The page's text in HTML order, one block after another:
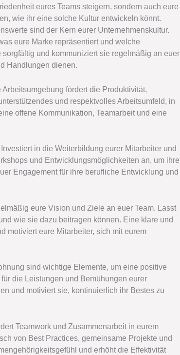
eures Teams steigern, sondern auch eure
wie ihr eine solche Kultur entwickeln könnt.
sind der Kern eurer Unternehmenskultur.
eure Marke repräsentiert und welche
und kommuniziert sie regelmäßig an euer
Handlungen dienen.
Arbeitsumgebung fördert die Produktivität,
und respektvolles Arbeitsumfeld, in
offene Kommunikation, Teamarbeit und eine
Investiert in die Weiterbildung eurer Mitarbeiter und
und Entwicklungsmöglichkeiten an, um ihre
Engagement für ihre berufliche Entwicklung und
eure Vision und Ziele an euer Team. Lasst
wie sie dazu beitragen können. Eine klare und
motiviert eure Mitarbeiter, sich mit eurem
sind wichtige Elemente, um eine positive
die Leistungen und Bemühungen eurer
und motiviert sie, kontinuierlich ihr Bestes zu
Teamwork und Zusammenarbeit in eurem
von Best Practices, gemeinsame Projekte und
und erhöht die Effektivität